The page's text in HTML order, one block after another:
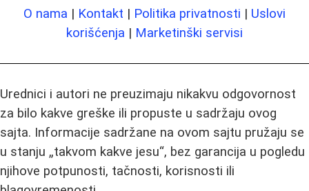
O nama | Kontakt | Politika privatnosti | Uslovi
korišćenja | Marketinški servisi
Urednici i autori ne preuzimaju nikakvu odgovornost
za bilo kakve greške ili propuste u sadržaju ovog
sajta. Informacije sadržane na ovom sajtu pružaju se
u stanju „takvom kakve jesu“, bez garancija u pogledu
njihove potpunosti, tačnosti, korisnosti ili